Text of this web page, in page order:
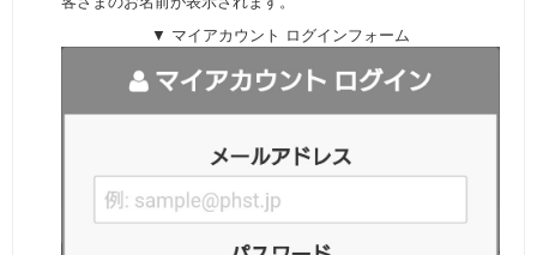
▼ マイアカウント ログインフォーム